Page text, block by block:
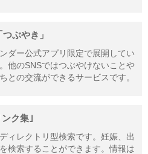
ぶやき」
ダー公式アプリ限定で展開してい
他のSNSではつぶやけないことや
との交流ができるサービスです。
ク集｣
ィレクトリ型検索です。妊娠、出
検索することができます。情報は